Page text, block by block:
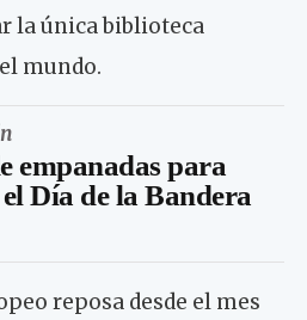
la única biblioteca
mundo.
empanadas para
Día de la Bandera
reposa desde el mes